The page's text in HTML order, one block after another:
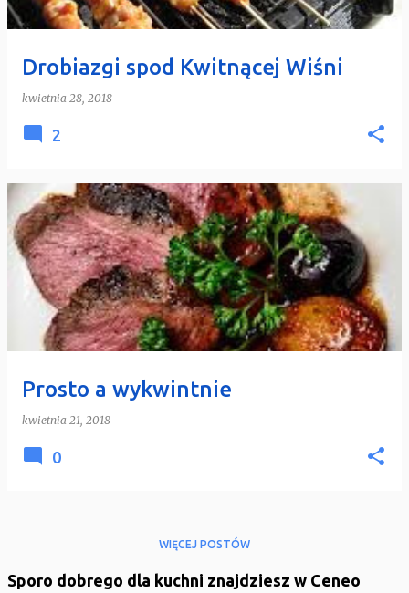
Drobiazgi spod Kwitnącej Wiśni
kwietnia 28, 2018
2
Prosto a wykwintnie
kwietnia 21, 2018
0
WIĘCEJ POSTÓW
Sporo dobrego dla kuchni znajdziesz w Ceneo